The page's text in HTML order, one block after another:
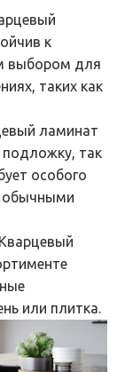
к
выбором для
таких как
ламинат
так
особого
обычными
или плитка.